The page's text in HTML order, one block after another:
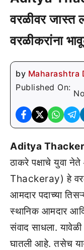
वरळीवर जास्त
वरळीकरांना
by Maharashtra
Published On:
Aditya
ठाकरे पक्षाचे युवा
Thackeray) हे
आमदार पदाच्या
स्थानिक आमदार
संवाद साधला. यावेळी
घातली आहे. तसेच